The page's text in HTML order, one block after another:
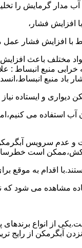
با افزایش فشار عمل
مواد مختلف باعث
منبع انبساط
باد منبع
و ایستاده نیاز
آب استفاده می
و عدم سرویس
است
اقدام به موقع
مشاهده می شود
از انواع
آبگرمکن از رایج